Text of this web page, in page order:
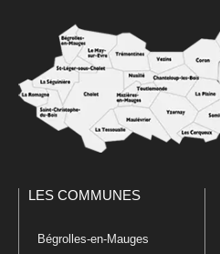
LES COMMUNES
Bégrolles-en-Mauges